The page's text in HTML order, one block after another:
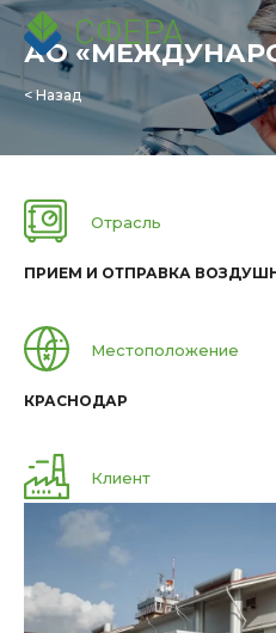
< Назад
Отрасль
ПРИЕМ И ОТПРАВКА
Местоположение
КРАСНОДАР
Клиент
АО «МЕЖДУНАРОДНЫЙ